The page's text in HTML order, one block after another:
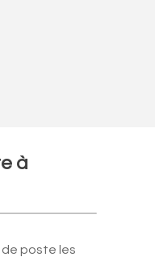
à
de poste les